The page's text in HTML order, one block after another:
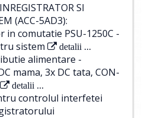
SI
(ACC-5AD3):
in comutatie PSU-1250C -
sistem
detalii ...
alimentare -
mama, 3x DC tata, CON-
detalii ...
controlul interfetei